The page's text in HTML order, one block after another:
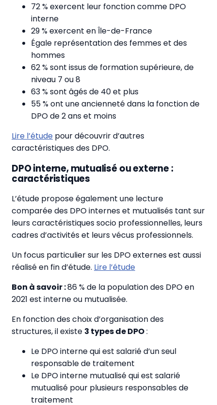
72 % exercent leur fonction comme DPO
interne
29 % exercent en Île-de-France
Égale représentation des femmes et des
hommes
62 % sont issus de formation supérieure, de
niveau 7 ou 8
63 % sont âgés de 40 et plus
55 % ont une ancienneté dans la fonction de
DPO de 2 ans et moins
Lire l’étude pour découvrir d’autres
caractéristiques des DPO.
DPO interne, mutualisé ou externe :
caractéristiques
L’étude propose également une lecture
comparée des DPO internes et mutualisés tant sur
leurs caractéristiques socio professionnelles, leurs
cadres d’activités et leurs vécus professionnels.
Un focus particulier sur les DPO externes est aussi
réalisé en fin d’étude. Lire l’étude
Bon à savoir :86 % de la population des DPO en
2021 est interne ou mutualisée.
En fonction des choix d’organisation des
structures, il existe 3 types de DPO:
Le DPO interne qui est salarié d’un seul
responsable de traitement
Le DPO interne mutualisé qui est salarié
mutualisé pour plusieurs responsables de
traitement